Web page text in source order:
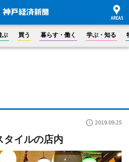
ぶ 買う 暮らす・働く 学ぶ・知る
2019.09.25
タイルの店内